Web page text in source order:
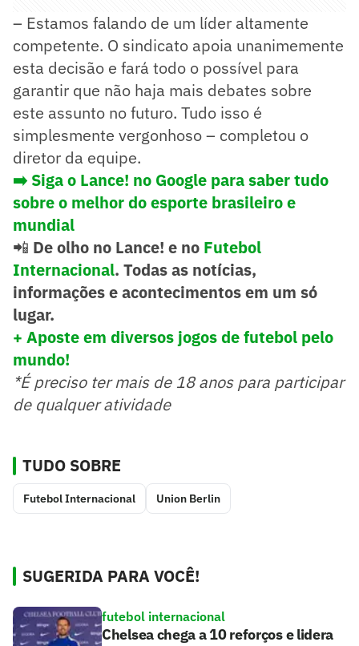
– Estamos falando de um líder altamente
competente. O sindicato apoia unanimemente
esta decisão e fará todo o possível para
garantir que não haja mais debates sobre
este assunto no futuro. Tudo isso é
simplesmente vergonhoso – completou o
diretor da equipe.
➡️ Siga o Lance! no Google para saber tudo
sobre o melhor do esporte brasileiro e
mundial
📲 De olho no Lance! e no Futebol
Internacional. Todas as notícias,
informações e acontecimentos em um só
lugar.
+ Aposte em diversos jogos de futebol pelo
mundo!
*É preciso ter mais de 18 anos para participar
de qualquer atividade
TUDO SOBRE
Futebol Internacional Union Berlin
SUGERIDA PARA VOCÊ!
futebol internacional
Chelsea chega a 10 reforços e lidera